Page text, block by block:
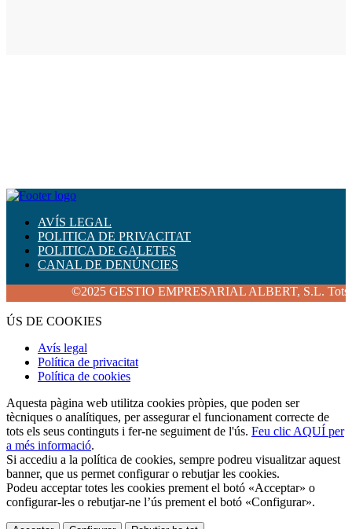
AVÍS LEGAL
POLITICA DE PRIVACITAT
POLITICA DE GALETES
CANAL DE DENÚNCIES
©2025 GESTIO EMPRESARIAL ALBERT, S.L. Tots els
ÚS DE COOKIES
Avís legal
Política de privacitat
Política de cookies
Aquesta pàgina web utilitza cookies pròpies, que poden ser
tècniques o analítiques, per assegurar el funcionament correcte de
tots els seus continguts i fer-ne seguiment de l'ús. Feu clic AQUÍ per
a més informació.
Si accediu a la política de cookies, sempre podreu visualitzar aquest
banner, que us permet configurar o rebutjar les cookies.
Podeu acceptar totes les cookies prement el botó «Acceptar» o
configurar-les o rebutjar-ne l’ús prement el botó «Configurar».